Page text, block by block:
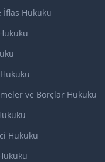
İflas Hukuku
ve Borçlar Hukuku
Hukuku